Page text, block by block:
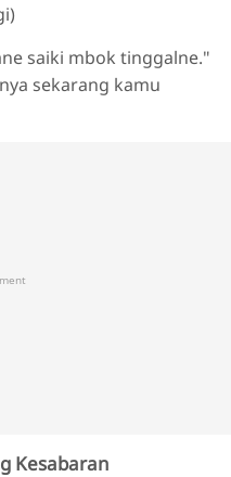
saiki mbok tinggalne."
sekarang kamu
Kesabaran